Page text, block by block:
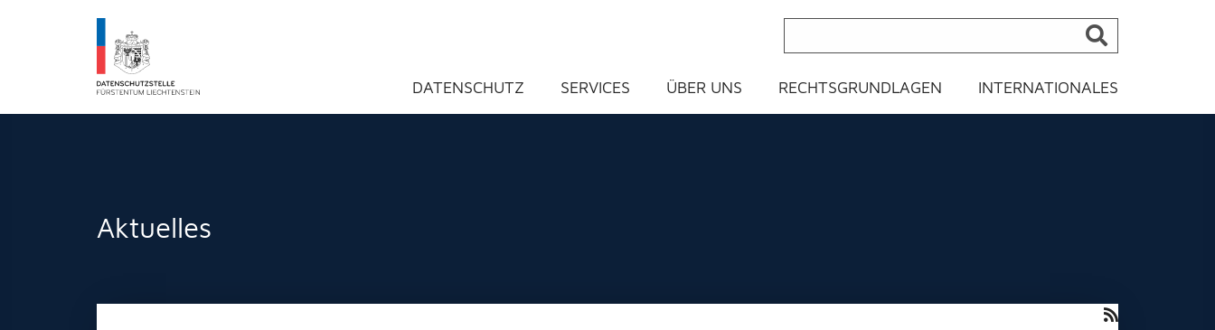
Datenschutzstelle Fürstentums Liechtenstein
DATENSCHUTZ SERVICES ÜBER UNS RECHTSGRUNDLAGEN INTERNATIONALES
Aktuelles